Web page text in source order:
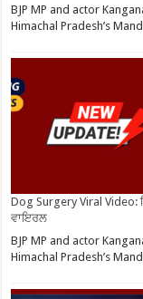
BJP MP and actor
Himachal Pradesh’s
Dog Surgery Viral
ਵਾਇਰਲ
BJP MP and actor
Himachal Pradesh’s